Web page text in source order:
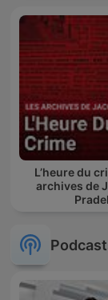
L’heure du
archives de
Pradel